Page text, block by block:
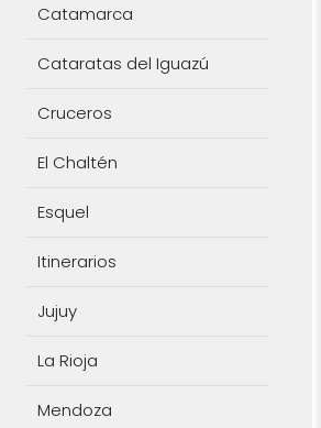
Catamarca
Cataratas del Iguazú
Cruceros
El Chaltén
Esquel
Itinerarios
Jujuy
La Rioja
Mendoza